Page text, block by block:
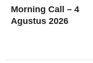
Morning Call – 4
Agustus 2026